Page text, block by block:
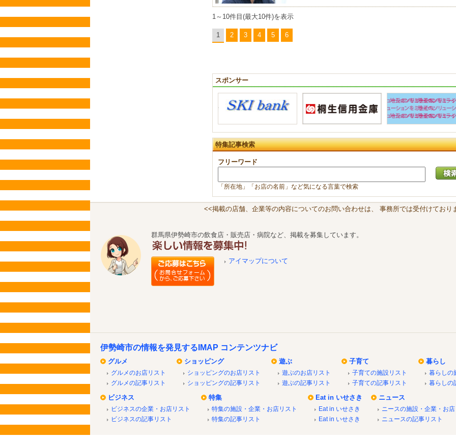
1～10件目(最大10件)を表示
1 2 3 4 5 6
スポンサー
特集記事検索
フリーワード
「所在地」「お店の名前」など気になる言葉で検索
<<掲載の店舗、企業等の内容についてのお問い合わせは、 事務所では受付けており
群馬県伊勢崎市の飲食店・販売店・病院など、掲載を募集しています。
アイマップについて
伊勢崎市の情報を発見するIMAP コンテンツナビ
グルメ
グルメのお店リスト
グルメの記事リスト
ショッピング
ショッピングのお店リスト
ショッピングの記事リスト
遊ぶ
遊ぶのお店リスト
遊ぶの記事リスト
子育て
子育ての施設リスト
子育ての記事リスト
暮らし
暮らしの
暮らしの
ビジネス
ビジネスの企業・お店リスト
ビジネスの記事リスト
特集
特集の施設・企業・お店リスト
特集の記事リスト
Eat in いせさき
Eat in いせさき
Eat in いせさき
ニュース
ニースの施設・企業・お
ニュースの記事リスト